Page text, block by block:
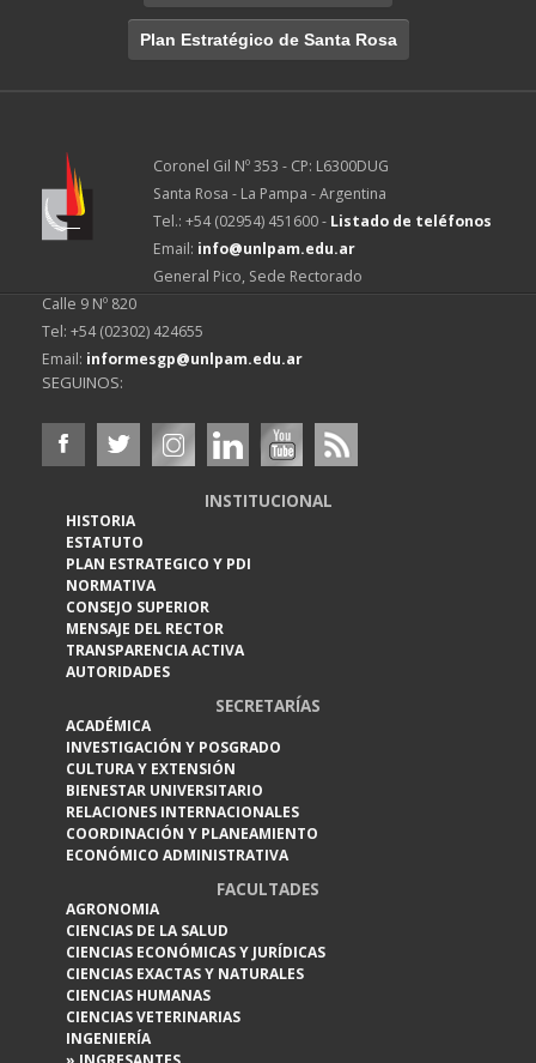
Plan Estratégico de Santa Rosa
Coronel Gil Nº 353 - CP: L6300DUG
Santa Rosa - La Pampa - Argentina
Tel.: +54 (02954) 451600 - Listado de teléfonos
Email: info@unlpam.edu.ar
General Pico, Sede Rectorado
Calle 9 Nº 820
Tel: +54 (02302) 424655
Email: informesgp@unlpam.edu.ar
SEGUINOS:
INSTITUCIONAL
HISTORIA
ESTATUTO
PLAN ESTRATEGICO Y PDI
NORMATIVA
CONSEJO SUPERIOR
MENSAJE DEL RECTOR
TRANSPARENCIA ACTIVA
AUTORIDADES
SECRETARÍAS
ACADÉMICA
INVESTIGACIÓN Y POSGRADO
CULTURA Y EXTENSIÓN
BIENESTAR UNIVERSITARIO
RELACIONES INTERNACIONALES
COORDINACIÓN Y PLANEAMIENTO
ECONÓMICO ADMINISTRATIVA
FACULTADES
AGRONOMIA
CIENCIAS DE LA SALUD
CIENCIAS ECONÓMICAS Y JURÍDICAS
CIENCIAS EXACTAS Y NATURALES
CIENCIAS HUMANAS
CIENCIAS VETERINARIAS
INGENIERÍA